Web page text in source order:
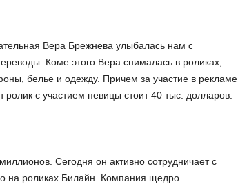
Вера Брежнева улыбалась нам с
Коме этого Вера снималась в роликах,
белье и одежду. Причем за участие в рекламе
с участием певицы стоит 40 тыс. долларов.
Сегодня он активно сотрудничает с
на роликах Билайн. Компания щедро